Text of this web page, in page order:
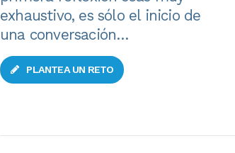
exhaustivo, es sólo el inicio de
una conversación…
PLANTEA UN RETO